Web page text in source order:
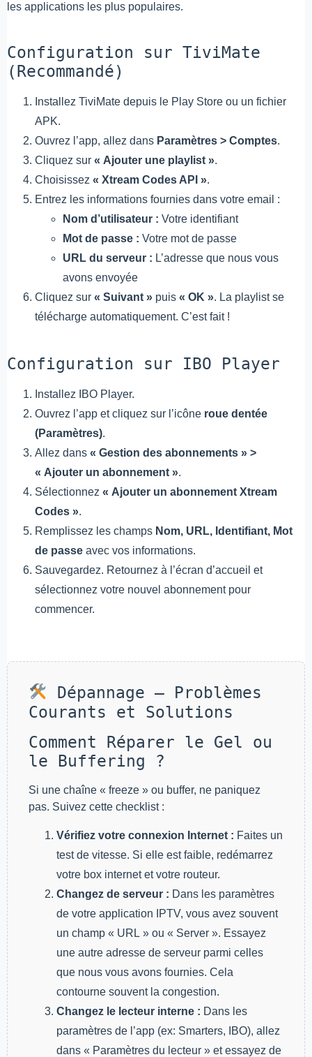
les applications les plus populaires.
Configuration sur TiviMate
(Recommandé)
Installez TiviMate depuis le Play Store ou un fichier
APK.
Ouvrez l’app, allez dans Paramètres > Comptes.
Cliquez sur « Ajouter une playlist ».
Choisissez « Xtream Codes API ».
Entrez les informations fournies dans votre email :
Nom d’utilisateur : Votre identifiant
Mot de passe : Votre mot de passe
URL du serveur : L’adresse que nous vous
avons envoyée
Cliquez sur « Suivant » puis « OK ». La playlist se
télécharge automatiquement. C’est fait !
Configuration sur IBO Player
Installez IBO Player.
Ouvrez l’app et cliquez sur l’icône roue dentée
(Paramètres).
Allez dans « Gestion des abonnements » >
« Ajouter un abonnement ».
Sélectionnez « Ajouter un abonnement Xtream
Codes ».
Remplissez les champs Nom, URL, Identifiant, Mot
de passe avec vos informations.
Sauvegardez. Retournez à l’écran d’accueil et
sélectionnez votre nouvel abonnement pour
commencer.
Dépannage – Problèmes
Courants et Solutions
Comment Réparer le Gel ou
le Buffering ?
Si une chaîne « freeze » ou buffer, ne paniquez
pas. Suivez cette checklist :
Vérifiez votre connexion Internet : Faites un
test de vitesse. Si elle est faible, redémarrez
votre box internet et votre routeur.
Changez de serveur : Dans les paramètres
de votre application IPTV, vous avez souvent
un champ « URL » ou « Server ». Essayez
une autre adresse de serveur parmi celles
que nous vous avons fournies. Cela
contourne souvent la congestion.
Changez le lecteur interne : Dans les
paramètres de l’app (ex: Smarters, IBO), allez
dans « Paramètres du lecteur » et essayez de